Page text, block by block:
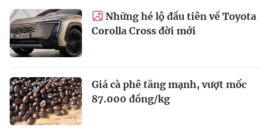
Những hé lộ đầu tiên về Toyota
Corolla Cross đời mới
Giá cà phê tăng mạnh, vượt mốc
87.000 đồng/kg